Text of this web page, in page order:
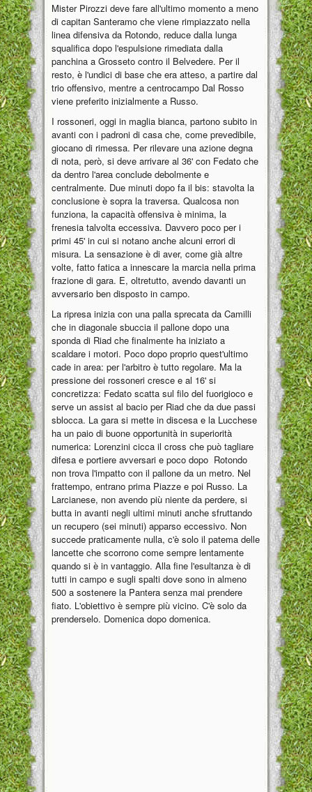
Mister Pirozzi deve fare all'ultimo momento a meno
di capitan Santeramo che viene rimpiazzato nella
linea difensiva da Rotondo, reduce dalla lunga
squalifica dopo l'espulsione rimediata dalla
panchina a Grosseto contro il Belvedere. Per il
resto, è l'undici di base che era atteso, a partire dal
trio offensivo, mentre a centrocampo Dal Rosso
viene preferito inizialmente a Russo.
I rossoneri, oggi in maglia bianca, partono subito in
avanti con i padroni di casa che, come prevedibile,
giocano di rimessa. Per rilevare una azione degna
di nota, però, si deve arrivare al 36' con Fedato che
da dentro l'area conclude debolmente e
centralmente. Due minuti dopo fa il bis: stavolta la
conclusione è sopra la traversa. Qualcosa non
funziona, la capacità offensiva è minima, la
frenesia talvolta eccessiva. Davvero poco per i
primi 45' in cui si notano anche alcuni errori di
misura. La sensazione è di aver, come già altre
volte, fatto fatica a innescare la marcia nella prima
frazione di gara. E, oltretutto, avendo davanti un
avversario ben disposto in campo.
La ripresa inizia con una palla sprecata da Camilli
che in diagonale sbuccia il pallone dopo una
sponda di Riad che finalmente ha iniziato a
scaldare i motori. Poco dopo proprio quest'ultimo
cade in area: per l'arbitro è tutto regolare. Ma la
pressione dei rossoneri cresce e al 16' si
concretizza: Fedato scatta sul filo del fuorigioco e
serve un assist al bacio per Riad che da due passi
sblocca. La gara si mette in discesa e la Lucchese
ha un paio di buone opportunità in superiorità
numerica: Lorenzini cicca il cross che può tagliare
difesa e portiere avversari e poco dopo Rotondo
non trova l'impatto con il pallone da un metro. Nel
frattempo, entrano prima Piazze e poi Russo. La
Larcianese, non avendo più niente da perdere, si
butta in avanti negli ultimi minuti anche sfruttando
un recupero (sei minuti) apparso eccessivo. Non
succede praticamente nulla, c'è solo il patema delle
lancette che scorrono come sempre lentamente
quando si è in vantaggio. Alla fine l'esultanza è di
tutti in campo e sugli spalti dove sono in almeno
500 a sostenere la Pantera senza mai prendere
fiato. L'obiettivo è sempre più vicino. C'è solo da
prenderselo. Domenica dopo domenica.